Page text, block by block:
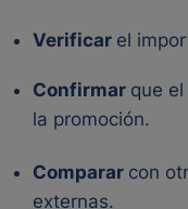
Verificar el
Confirmar que
la promoción.
Comparar con
externas.